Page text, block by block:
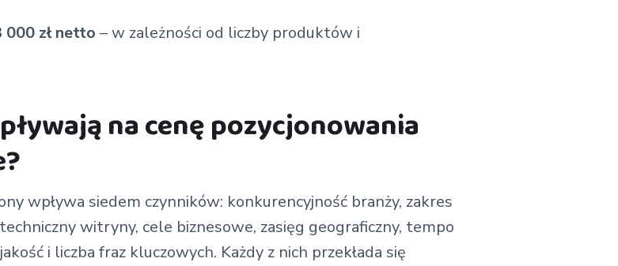
zł netto – w zależności od liczby produktów i
na cenę pozycjonowania
wpływa siedem czynników: konkurencyjność branży, zakres
witryny, cele biznesowe, zasięg geograficzny, tempo
i liczba fraz kluczowych. Każdy z nich przekłada się